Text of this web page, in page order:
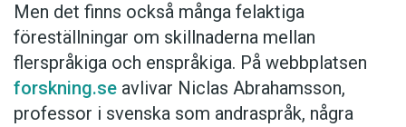
Men det finns också många felaktiga
föreställningar om skillnaderna mellan
flerspråkiga och enspråkiga. På webbplatsen
forskning.se avlivar Niclas Abrahamsson,
professor i svenska som andraspråk, några